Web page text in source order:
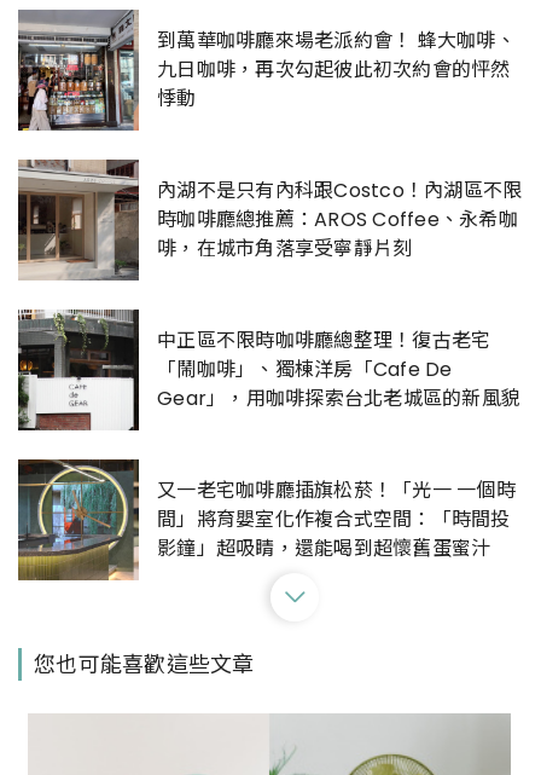
到萬華咖啡廳來場老派約會！ 蜂大咖啡、
九日咖啡，再次勾起彼此初次約會的怦然
悸動
內湖不是只有內科跟Costco！內湖區不限
時咖啡廳總推薦：AROS Coffee、永希咖
啡，在城市角落享受寧靜片刻
中正區不限時咖啡廳總整理！復古老宅
「鬧咖啡」、獨棟洋房「Cafe De
Gear」，用咖啡探索台北老城區的新風貌
又一老宅咖啡廳插旗松菸！「光一 一個時
間」將育嬰室化作複合式空間：「時間投
影鐘」超吸睛，還能喝到超懷舊蛋蜜汁
薦：「翌日咖啡店」昭和風裝潢超好拍、
您也可能喜歡這些文章